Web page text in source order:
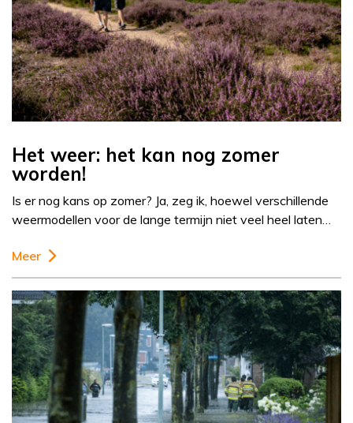
Het weer: het kan nog zomer
worden!
Is er nog kans op zomer? Ja, zeg ik, hoewel verschillende
weermodellen voor de lange termijn niet veel heel laten…
Meer